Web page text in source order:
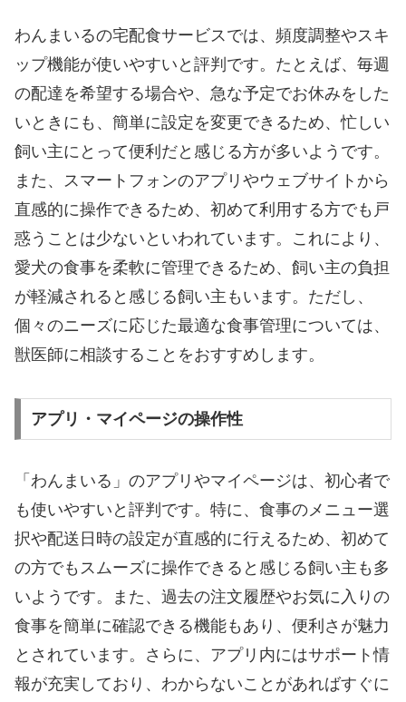
わんまいるの宅配食サービスでは、頻度調整やスキ
ップ機能が使いやすいと評判です。たとえば、毎週
の配達を希望する場合や、急な予定でお休みをした
いときにも、簡単に設定を変更できるため、忙しい
飼い主にとって便利だと感じる方が多いようです。
また、スマートフォンのアプリやウェブサイトから
直感的に操作できるため、初めて利用する方でも戸
惑うことは少ないといわれています。これにより、
愛犬の食事を柔軟に管理できるため、飼い主の負担
が軽減されると感じる飼い主もいます。ただし、
個々のニーズに応じた最適な食事管理については、
獣医師に相談することをおすすめします。
アプリ・マイページの操作性
「わんまいる」のアプリやマイページは、初心者で
も使いやすいと評判です。特に、食事のメニュー選
択や配送日時の設定が直感的に行えるため、初めて
の方でもスムーズに操作できると感じる飼い主も多
いようです。また、過去の注文履歴やお気に入りの
食事を簡単に確認できる機能もあり、便利さが魅力
とされています。さらに、アプリ内にはサポート情
報が充実しており、わからないことがあればすぐに